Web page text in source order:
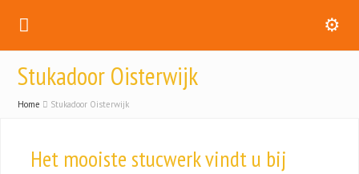
Stukadoor Oisterwijk
Home Stukadoor Oisterwijk
Het mooiste stucwerk vindt u bij